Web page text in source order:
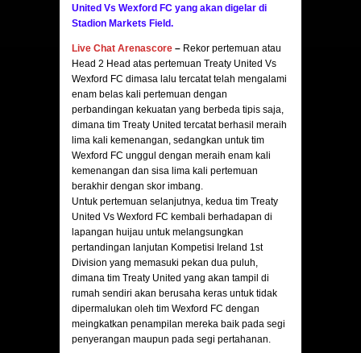
United Vs Wexford FC yang akan digelar di
Stadion Markets Field.
Live Chat Arenascore – Rekor pertemuan atau
Head 2 Head atas pertemuan Treaty United Vs
Wexford FC dimasa lalu tercatat telah mengalami
enam belas kali pertemuan dengan
perbandingan kekuatan yang berbeda tipis saja,
dimana tim Treaty United tercatat berhasil meraih
lima kali kemenangan, sedangkan untuk tim
Wexford FC unggul dengan meraih enam kali
kemenangan dan sisa lima kali pertemuan
berakhir dengan skor imbang.
Untuk pertemuan selanjutnya, kedua tim Treaty
United Vs Wexford FC kembali berhadapan di
lapangan huijau untuk melangsungkan
pertandingan lanjutan Kompetisi Ireland 1st
Division yang memasuki pekan dua puluh,
dimana tim Treaty United yang akan tampil di
rumah sendiri akan berusaha keras untuk tidak
dipermalukan oleh tim Wexford FC dengan
meingkatkan penampilan mereka baik pada segi
penyerangan maupun pada segi pertahanan.